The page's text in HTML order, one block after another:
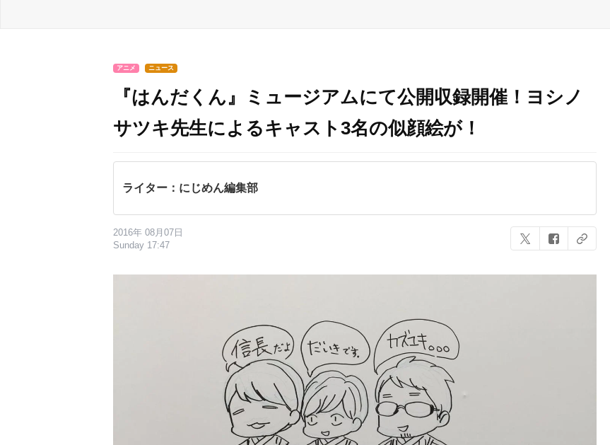
アニメ ニュース
『はんだくん』ミュージアムにて公開収録開催！ヨシノ
サツキ先生によるキャスト3名の似顔絵が！
ライター：にじめん編集部
2016年 08月07日
Sunday 17:47